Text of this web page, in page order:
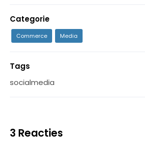
Categorie
Commerce Media
Tags
socialmedia
3 Reacties